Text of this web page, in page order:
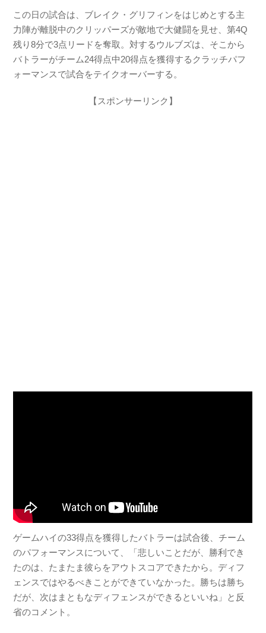
o
k
この日の試合は、ブレイク・グリフィンをはじめとする主
力陣が離脱中のクリッパーズが敵地で大健闘を見せ、第4Q
残り8分で3点リードを奪取。対するウルブズは、そこから
バトラーがチーム24得点中20得点を獲得するクラッチパフ
ォーマンスで試合をテイクオーバーする。
【スポンサーリンク】
ゲームハイの33得点を獲得したバトラーは試合後、チーム
のパフォーマンスについて、「悲しいことだが、勝利でき
たのは、たまたま彼らをアウトスコアできたから。ディフ
ェンスではやるべきことができていなかった。勝ちは勝ち
だが、次はまともなディフェンスができるといいね」と反
省のコメント。